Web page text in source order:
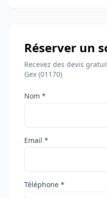
Réserver un
Recevez des devis
Gex (01170)
Nom *
Email *
Téléphone *